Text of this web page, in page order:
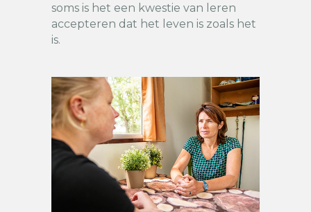
soms is het een kwestie van leren
accepteren dat het leven is zoals het
is.